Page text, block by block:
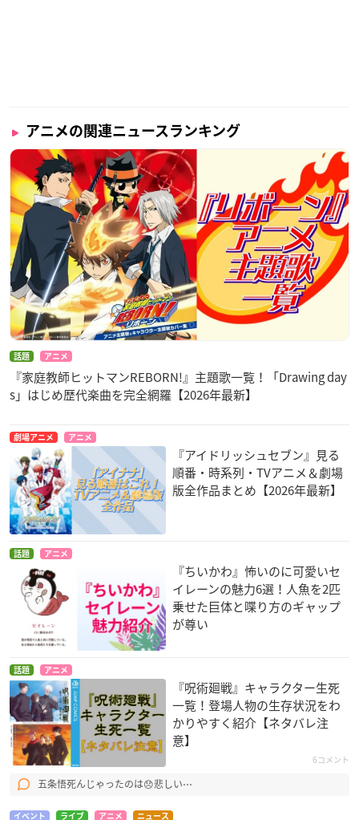
アニメの関連ニュースランキング
話題 アニメ
『家庭教師ヒットマンREBORN!』主題歌一覧！「Drawing day
s」はじめ歴代楽曲を完全網羅【2026年最新】
劇場アニメ アニメ
『アイドリッシュセブン』見る
順番・時系列・TVアニメ＆劇場
版全作品まとめ【2026年最新】
話題 アニメ
『ちいかわ』怖いのに可愛いセ
イレーンの魅力6選！人魚を2匹
乗せた巨体と喋り方のギャップ
が尊い
話題 アニメ
『呪術廻戦』キャラクター生死
一覧！登場人物の生存状況をわ
かりやすく紹介【ネタバレ注
意】
6コメント
五条悟死んじゃったのは😞悲しい⋯
イベント ライブ アニメ ニュース